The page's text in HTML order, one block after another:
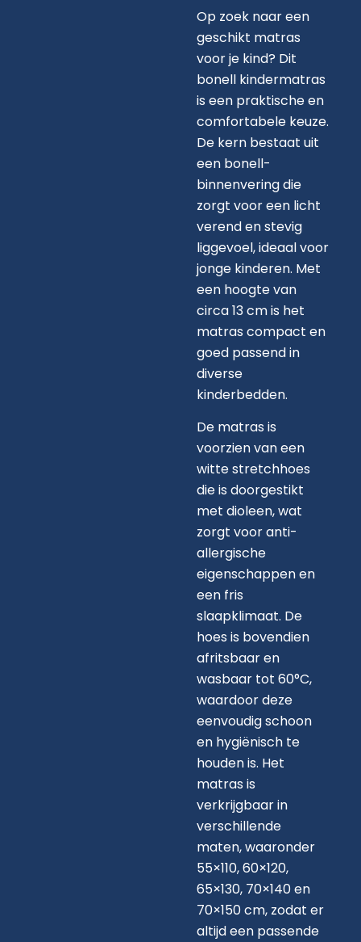
Op zoek naar een
geschikt matras
voor je kind? Dit
bonell kindermatras
is een praktische en
comfortabele keuze.
De kern bestaat uit
een bonell-
binnenvering die
zorgt voor een licht
verend en stevig
liggevoel, ideaal voor
jonge kinderen. Met
een hoogte van
circa 13 cm is het
matras compact en
goed passend in
diverse
kinderbedden.
De matras is
voorzien van een
witte stretchhoes
die is doorgestikt
met dioleen, wat
zorgt voor anti-
allergische
eigenschappen en
een fris
slaapklimaat. De
hoes is bovendien
afritsbaar en
wasbaar tot 60°C,
waardoor deze
eenvoudig schoon
en hygiënisch te
houden is. Het
matras is
verkrijgbaar in
verschillende
maten, waaronder
55×110, 60×120,
65×130, 70×140 en
70×150 cm, zodat er
altijd een passende